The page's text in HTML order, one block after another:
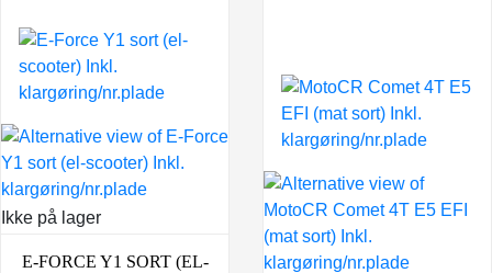
Ikke på lager
E-FORCE Y1 SORT (EL-